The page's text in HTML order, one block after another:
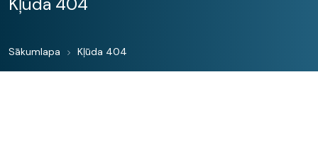
Sākumlapa Kļūda 404